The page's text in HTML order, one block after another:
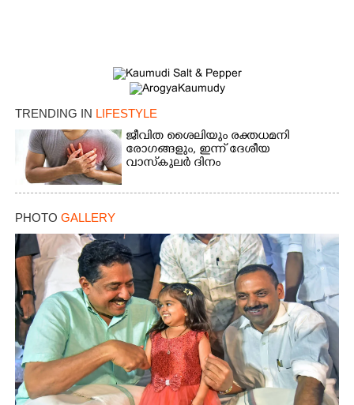
TRENDING IN LIFESTYLE
ജീവിത ശൈലിയും രക്തധമനി
രോഗങ്ങളും, ഇന്ന് ദേശീയ
വാസ്‌കുലര്‍ ദിനം
PHOTO GALLERY